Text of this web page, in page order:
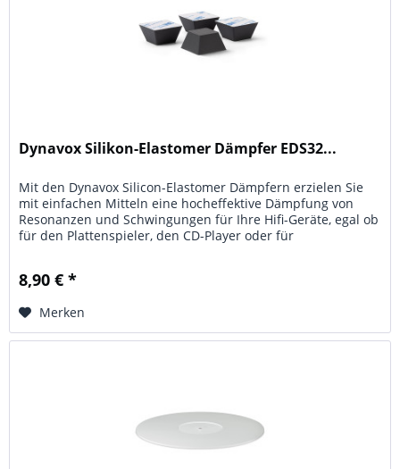
Dynavox Silikon-Elastomer Dämpfer EDS32...
Mit den Dynavox Silicon-Elastomer Dämpfern erzielen Sie
mit einfachen Mitteln eine hocheffektive Dämpfung von
Resonanzen und Schwingungen für Ihre Hifi-Geräte, egal ob
für den Plattenspieler, den CD-Player oder für
8,90 € *
Merken